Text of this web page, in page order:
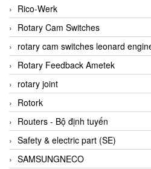
Bopp & Reuther Messtechnik
Bosch
Boydcorp
BRAUN Vietnam
Brinkmann Pumpen
BRONKHORST
Brook Instrument
Brooks Instrument Vietnam
Buhler
Rico-Werk
Rotary Cam Switches
rotary cam switches leonard
Rotary Feedback Ametek
rotary joint
Rotork
Routers - Bộ định tuyến
Safety & electric part (SE)
SAMSUNGNECO